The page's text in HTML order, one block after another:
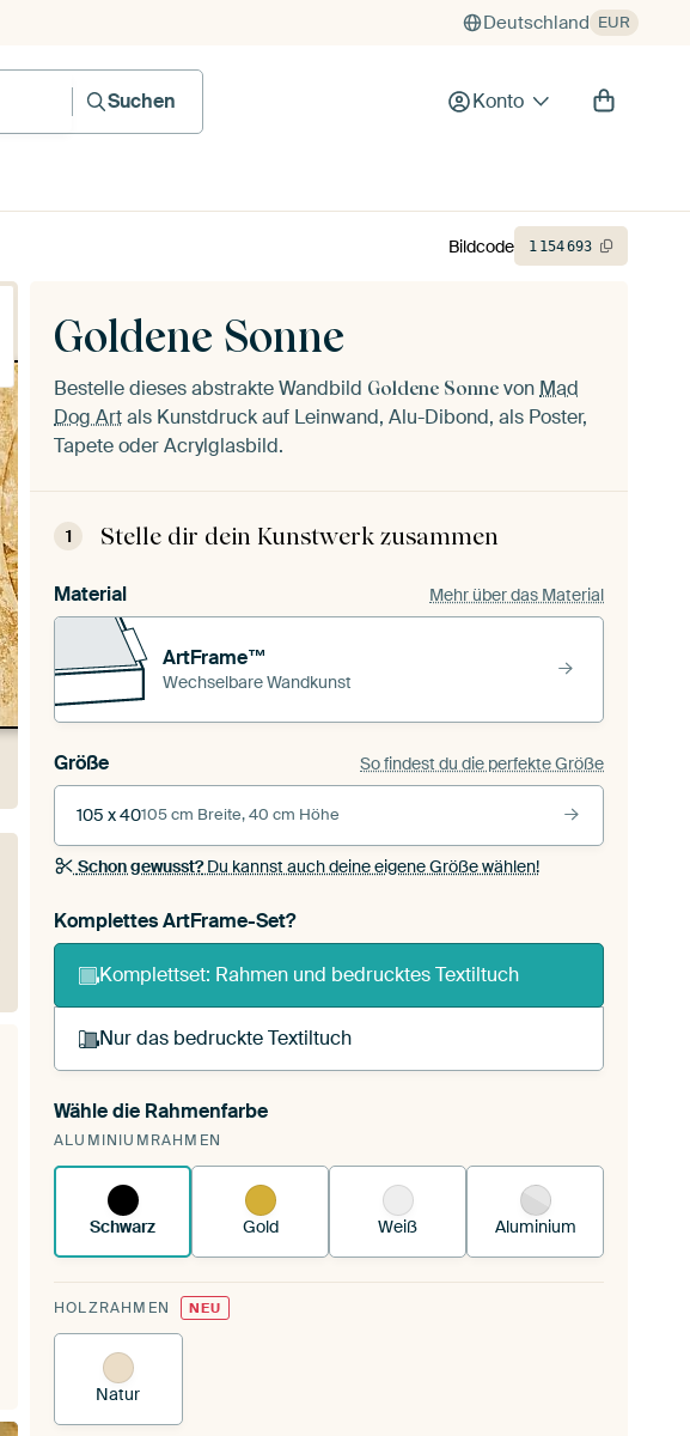
Deutschland EUR
Suchen
Konto
Goldene Sonne
Bestelle dieses abstrakte Wandbild Goldene Sonne von Mad
Dog Artals Kunstdruck auf Leinwand, Alu-Dibond, als Poster,
Tapete oder Acrylglasbild.
1 Stelle dir dein Kunstwerk zusammen
Material Mehr über das Material
ArtFrame™
Wechselbare Wandkunst
Größe So findest du die perfekte Größe
105 x 40105 cm Breite, 40 cm Höhe
Schon gewusst?Du kannst auch deine eigene Größe wählen!
Komplettes ArtFrame-Set?
Komplettset: Rahmen und bedrucktes Textiltuch
Nur das bedruckte Textiltuch
Du spannst einen wechselbaren Textiltuch in deinen
vorhandenen ArtFrame™.
Wähle die Rahmenfarbe
ALUMINIUMRAHMEN
Schwarz Gold Weiß Aluminium
HOLZRAHMEN NEU
Natur
Bildcode 1 154693